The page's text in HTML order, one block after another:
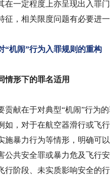
在一定程度上亦呈现出入罪
征，相关限度问题有必要进一
“机闹”行为入罪规则的重构
情形下的罪名适用
贡献在于对典型“机闹”行为
如，对于在航空器滑行或飞
施暴力行为等情形，明确可
公共安全罪或暴力危及飞行
行阶段、未实质影响安全的